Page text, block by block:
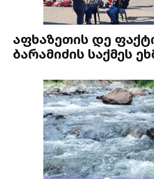
აფხაზეთის დე
ბარამიძის საქმეს